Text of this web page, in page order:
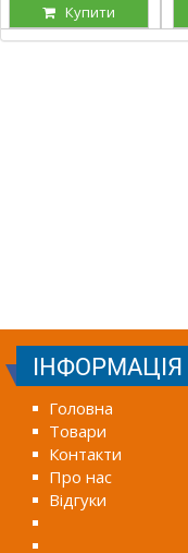
Купити
ІНФОРМАЦІЯ
Головна
Товари
Контакти
Про нас
Відгуки